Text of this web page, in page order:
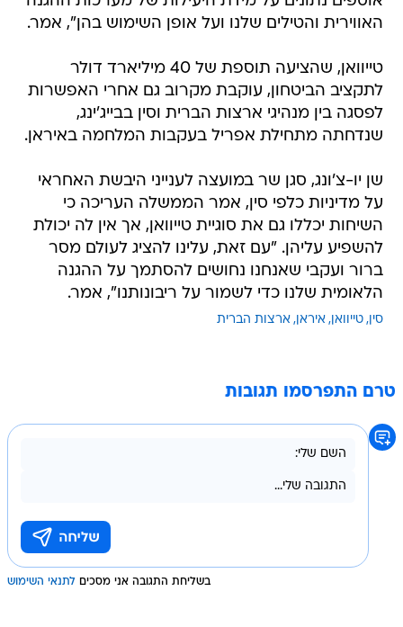
האווירית והטילים שלנו ועל אופן השימוש בהן", אמר.
טייוואן, שהציעה תוספת של 40 מיליארד דולר
לתקציב הביטחון, עוקבת מקרוב גם אחרי האפשרות
לפסגה בין מנהיגי ארצות הברית וסין בבייג'ינג,
שנדחתה מתחילת אפריל בעקבות המלחמה באיראן.
שן יו-צ'ונג, סגן שר במועצה לענייני היבשת האחראי
על מדיניות כלפי סין, אמר הממשלה העריכה כי
השיחות יכללו גם את סוגיית טייוואן, אך אין לה יכולת
להשפיע עליהן. "עם זאת, עלינו להציג לעולם מסר
ברור ועקבי שאנחנו נחושים להסתמך על ההגנה
הלאומית שלנו כדי לשמור על ריבונותנו", אמר.
סין טייוואן איראן ארצות הברית
טרם התפרסמו תגובות
בשליחת התגובה אני מסכים לתנאי השימוש